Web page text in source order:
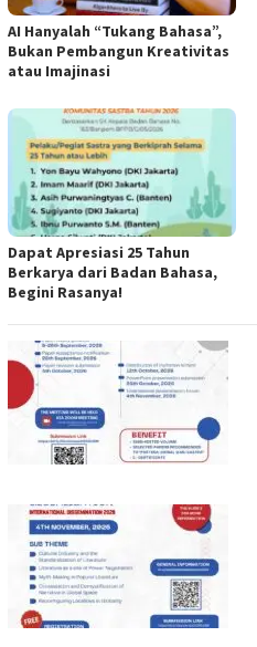
AI Hanyalah “Tukang Bahasa”,
Bukan Pembangun Kreativitas
atau Imajinasi
Dapat Apresiasi 25 Tahun
Berkarya dari Badan Bahasa,
Begini Rasanya!